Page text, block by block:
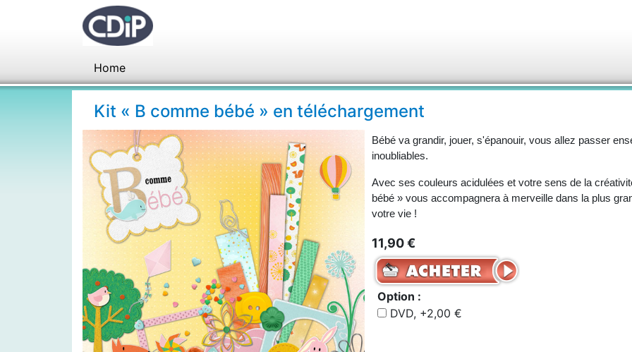
Home
Kit « B comme bébé » en téléchargement
Bébé va grandir, jouer, s'épanouir, vous allez passer
inoubliables.
Avec ses couleurs acidulées et votre sens de la
bébé » vous accompagnera à merveille dans la plus
votre vie !
11,90 €
Option :
DVD, +2,00 €